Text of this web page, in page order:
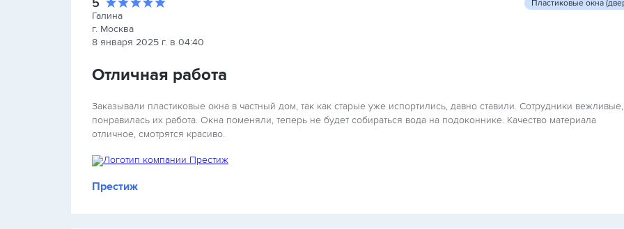
Галина
г. Москва
8 января 2025 г. в 04:40
Пластиковые окна
Отличная работа
Заказывали пластиковые окна в частный дом, так как старые уже испортились, давно ставили. Сотрудники вежливые,
понравилась их работа. Окна поменяли, теперь не будет собираться вода на подоконнике. Качество материала
отличное, смотрятся красиво.
Престиж